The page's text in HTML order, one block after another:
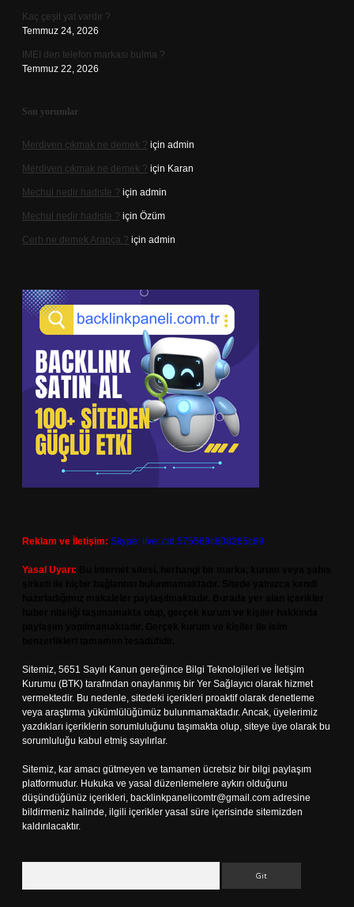
Kaç çeşit yat vardır ?
Temmuz 24, 2026
IMEI den telefon markası bulma ?
Temmuz 22, 2026
Son yorumlar
Merdiven çıkmak ne demek ? için admin
Merdiven çıkmak ne demek ? için Karan
Mechul nedir hadiste ? için admin
Mechul nedir hadiste ? için Özüm
Cerh ne demek Arapça ? için admin
Reklam ve İletişim: Skype: live:.cid.575569c608265c69
Yasal Uyarı:
Sitemiz, 5651 Sayılı Kanun gereğince Bilgi Teknolojileri ve İletişim
Kurumu (BTK) tarafından onaylanmış bir Yer Sağlayıcı olarak hizmet
vermektedir. Bu nedenle, sitedeki içerikleri proaktif olarak denetleme
veya araştırma yükümlülüğümüz bulunmamaktadır. Ancak, üyelerimiz
yazdıkları içeriklerin sorumluluğunu taşımakta olup, siteye üye olarak bu
sorumluluğu kabul etmiş sayılırlar.
Sitemiz, kar amacı gütmeyen ve tamamen ücretsiz bir bilgi paylaşım
platformudur. Hukuka ve yasal düzenlemelere aykırı olduğunu
düşündüğünüz içerikleri, backlinkpanelicomtr@gmail.com adresine
bildirmeniz halinde, ilgili içerikler yasal süre içerisinde sitemizden
kaldırılacaktır.